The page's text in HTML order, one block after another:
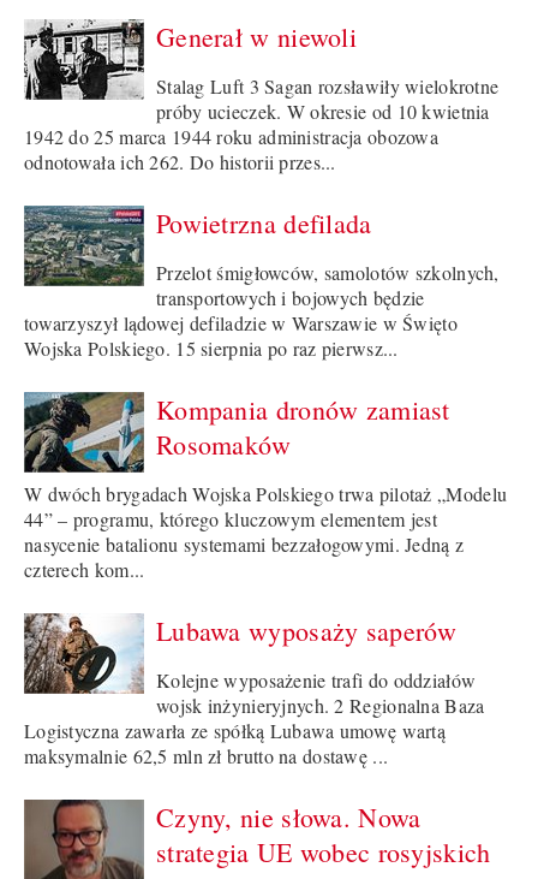
Generał w niewoli
Stalag Luft 3 Sagan rozsławiły wielokrotne
próby ucieczek. W okresie od 10 kwietnia
1942 do 25 marca 1944 roku administracja obozowa
odnotowała ich 262. Do historii przes...
Powietrzna defilada
Przelot śmigłowców, samolotów szkolnych,
transportowych i bojowych będzie
towarzyszył lądowej defiladzie w Warszawie w Święto
Wojska Polskiego. 15 sierpnia po raz pierwsz...
Kompania dronów zamiast
Rosomaków
W dwóch brygadach Wojska Polskiego trwa pilotaż „Modelu
44” – programu, którego kluczowym elementem jest
nasycenie batalionu systemami bezzałogowymi. Jedną z
czterech kom...
Lubawa wyposaży saperów
Kolejne wyposażenie trafi do oddziałów
wojsk inżynieryjnych. 2 Regionalna Baza
Logistyczna zawarła ze spółką Lubawa umowę wartą
maksymalnie 62,5 mln zł brutto na dostawę ...
Czyny, nie słowa. Nowa
strategia UE wobec rosyjskich